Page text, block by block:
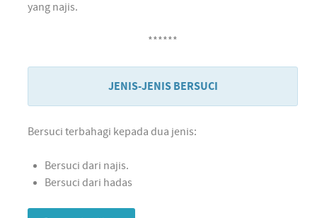
yang najis.
******
JENIS-JENIS BERSUCI
Bersuci terbahagi kepada dua jenis:
Bersuci dari najis.
Bersuci dari hadas